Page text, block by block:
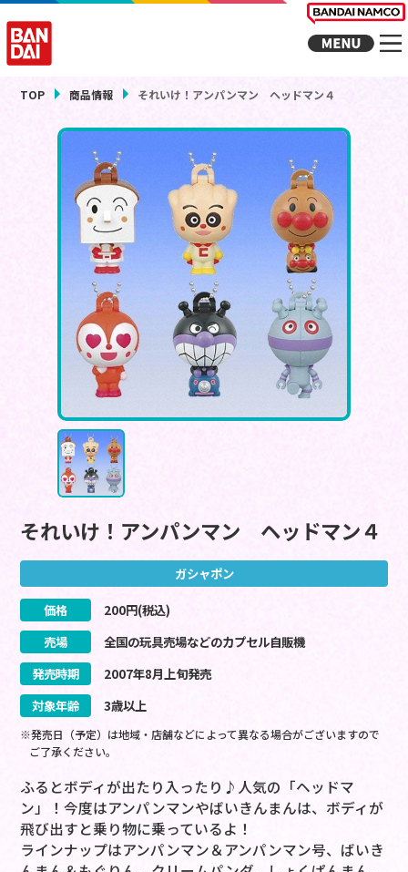
TOP 商品情報 それいけ！アンパンマン ヘッドマン４
それいけ！アンパンマン ヘッドマン４
ガシャポン
価格 200円(税込)
売場
全国の玩具売場などのカプセル自販機
発売時期
2007年8月上旬発売
対象年齢
3歳以上
※発売日（予定）は地域・店舗などによって異なる場合がございますので
ご了承ください。
ふるとボディが出たり入ったり♪人気の「ヘッドマ
ン」！今度はアンパンマンやばいきんまんは、ボディが
飛び出すと乗り物に乗っているよ！
ラインナップはアンパンマン＆アンパンマン号、ばいき